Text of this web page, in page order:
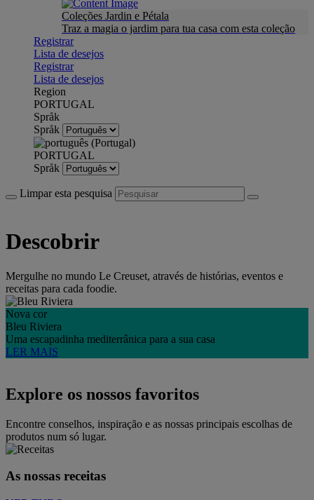
Coleções Jardin e Pétala
Traz a magia o jardim para tua casa com esta coleção
Registrar
Lista de desejos
Registrar
Lista de desejos
Region
PORTUGAL
Språk
Språk
PORTUGAL
Språk
Limpar esta pesquisa
Descobrir
Mergulhe no mundo Le Creuset, através de histórias, eventos e
receitas para cada foodie.
Nova cor
Bleu Riviera
Uma escapadinha mediterrânica para a sua casa
LER MAIS
Explore os nossos favoritos
Encontre conselhos, inspiração e as nossas principais escolhas de
produtos num só lugar.
As nossas receitas